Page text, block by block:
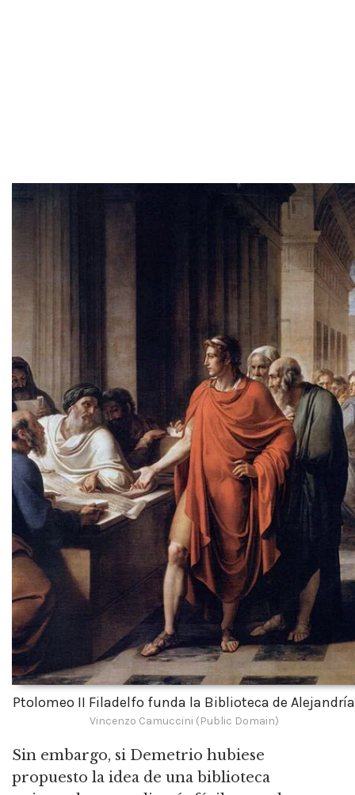
Ptolomeo II Filadelfo funda la Biblioteca de Alejandría
Vincenzo Camuccini (Public Domain)
Sin embargo, si Demetrio hubiese
propuesto la idea de una biblioteca